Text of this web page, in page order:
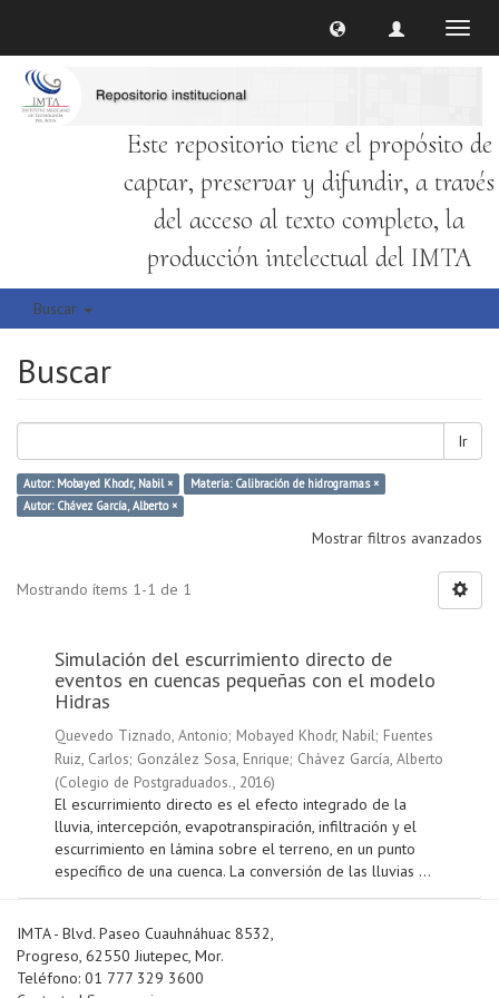
Este repositorio tiene el propósito de
captar, preservar y difundir, a través
del acceso al texto completo, la
producción intelectual del IMTA
Buscar
Buscar
Ir
Autor: Mobayed Khodr, Nabil ×
Materia: Calibración de hidrogramas ×
Autor: Chávez García, Alberto ×
Mostrar filtros avanzados
Mostrando ítems 1-1 de 1
Simulación del escurrimiento directo de
eventos en cuencas pequeñas con el modelo
Hidras
Quevedo Tiznado, Antonio; Mobayed Khodr, Nabil; Fuentes
Ruiz, Carlos; González Sosa, Enrique; Chávez García, Alberto
(Colegio de Postgraduados., 2016)
El escurrimiento directo es el efecto integrado de la
lluvia, intercepción, evapotranspiración, infiltración y el
escurrimiento en lámina sobre el terreno, en un punto
específico de una cuenca. La conversión de las lluvias ...
IMTA - Blvd. Paseo Cuauhnáhuac 8532,
Progreso, 62550 Jiutepec, Mor.
Teléfono: 01 777 329 3600